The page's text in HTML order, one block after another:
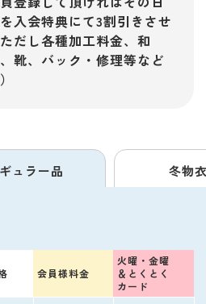
入会特典にて3割引きさせ
だし各種加工料金、和
靴、バック・修理等など
ュラー品 冬物
会員様料金
火曜・金曜
＆ とくとく
カード